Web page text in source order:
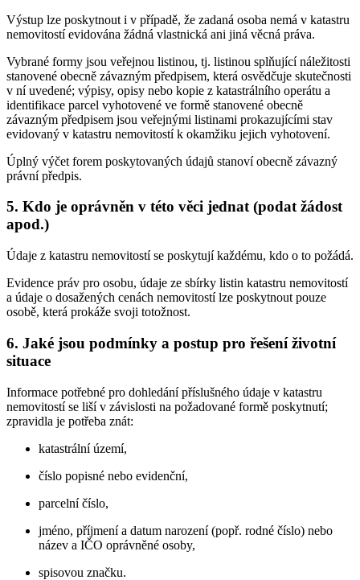
Výstup lze poskytnout i v případě, že zadaná osoba nemá v katastru
nemovitostí evidována žádná vlastnická ani jiná věcná práva.
Vybrané formy jsou veřejnou listinou, tj. listinou splňující náležitosti
stanovené obecně závazným předpisem, která osvědčuje skutečnosti
v ní uvedené; výpisy, opisy nebo kopie z katastrálního operátu a
identifikace parcel vyhotovené ve formě stanovené obecně
závazným předpisem jsou veřejnými listinami prokazujícími stav
evidovaný v katastru nemovitostí k okamžiku jejich vyhotovení.
Úplný výčet forem poskytovaných údajů stanoví obecně závazný
právní předpis.
5. Kdo je oprávněn v této věci jednat (podat žádost
apod.)
Údaje z katastru nemovitostí se poskytují každému, kdo o to požádá.
Evidence práv pro osobu, údaje ze sbírky listin katastru nemovitostí
a údaje o dosažených cenách nemovitostí lze poskytnout pouze
osobě, která prokáže svoji totožnost.
6. Jaké jsou podmínky a postup pro řešení životní
situace
Informace potřebné pro dohledání příslušného údaje v katastru
nemovitostí se liší v závislosti na požadované formě poskytnutí;
zpravidla je potřeba znát:
katastrální území,
číslo popisné nebo evidenční,
parcelní číslo,
jméno, příjmení a datum narození (popř. rodné číslo) nebo
název a IČO oprávněné osoby,
spisovou značku.